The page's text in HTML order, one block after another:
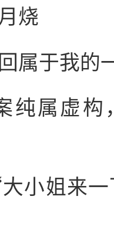
烧
属于我的
纯属虚
小姐来